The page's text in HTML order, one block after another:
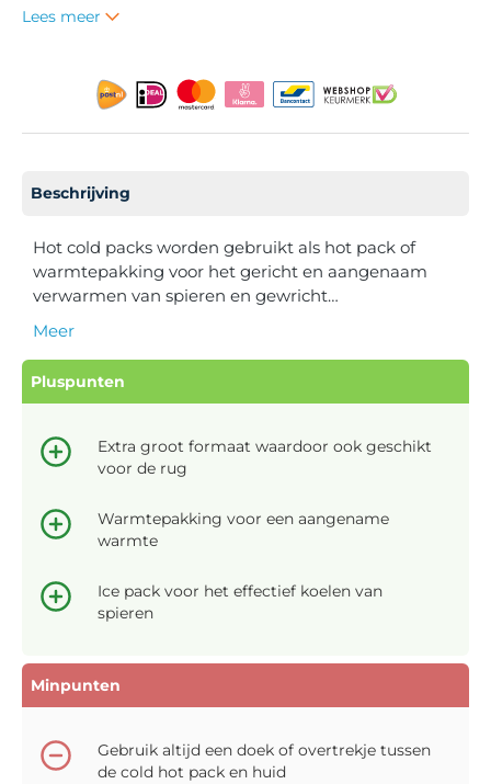
Lees meer
Beschrijving
Hot cold packs worden gebruikt als hot pack of
warmtepakking voor het gericht en aangenaam
verwarmen van spieren en gewricht…
Meer
Pluspunten
Extra groot formaat waardoor ook geschikt
voor de rug
Warmtepakking voor een aangename
warmte
Ice pack voor het effectief koelen van
spieren
Minpunten
Gebruik altijd een doek of overtrekje tussen
de cold hot pack en huid